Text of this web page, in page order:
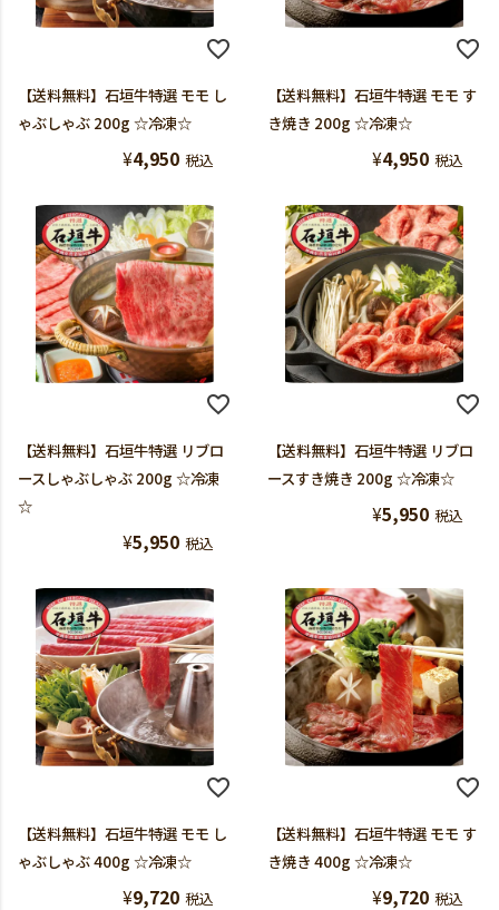
【送料無料】石垣牛特選 モモ し
ゃぶしゃぶ 200g ☆冷凍☆
¥4,950 税込
【送料無料】石垣牛特選 モモ す
き焼き 200g ☆冷凍☆
¥4,950 税込
【送料無料】石垣牛特選 リブロ
ースしゃぶしゃぶ 200g ☆冷凍
☆
¥5,950 税込
【送料無料】石垣牛特選 リブロ
ースすき焼き 200g ☆冷凍☆
¥5,950 税込
【送料無料】石垣牛特選 モモ し
ゃぶしゃぶ 400g ☆冷凍☆
¥9,720 税込
【送料無料】石垣牛特選 モモ す
き焼き 400g ☆冷凍☆
¥9,720 税込